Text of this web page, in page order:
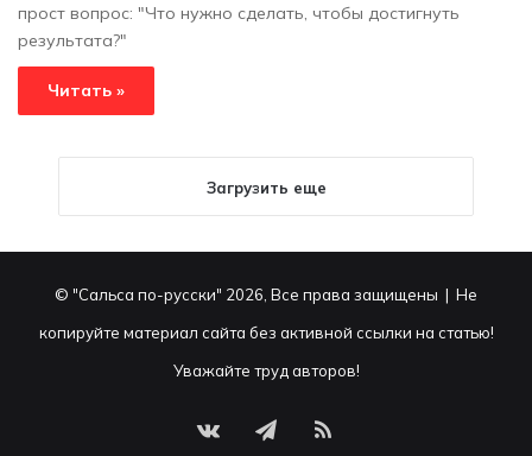
прост вопрос: "Что нужно сделать, чтобы достигнуть
результата?"
Читать »
Загрузить еще
© "Сальса по-русски" 2026, Все права защищены | Не
копируйте материал сайта без активной ссылки на статью!
Уважайте труд авторов!
vk.com Telegram